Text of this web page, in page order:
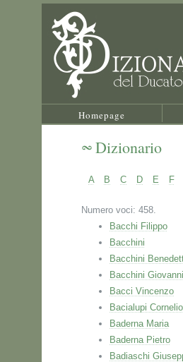
Homepage
Dizionario
A B C D E F
Numero voci: 458.
Bacchi Filippo
Bacchini
Bacchini
Bacchini
Bacci Vincenzo
Bacialupi Cornelio
Baderna Maria
Baderna Pietro
Badiaschi